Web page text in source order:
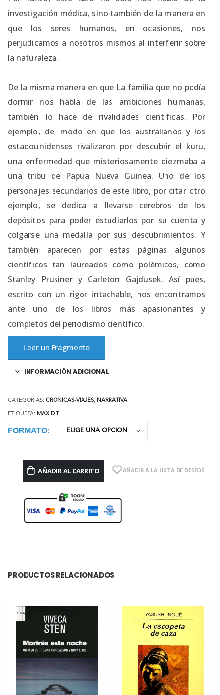
investigación médica, sino también de la manera en
que los seres humanos, en ocasiones, nos
perjudicamos a nosotros mismos al interferir sobre
la naturaleza.
De la misma manera en que La familia que no podía
dormir nos habla de las ambiciones humanas,
también lo hace de rivalidades científicas. Por
ejemplo, del modo en que los australianos y los
estadounidenses rivalizaron por descubrir el kuru,
una enfermedad que misteriosamente diezmaba a
una tribu de Papúa Nueva Guinea. Uno de los
personajes secundarios de este libro, por citar otro
ejemplo, se dedica a llevarse cerebros de los
depósitos para poder estudiarlos por su cuenta y
colgarse una medalla por sus descubrimientos. Y
también aparecen por estas páginas algunos
científicos tan laureados como polémicos, como
Stanley Prusiner y Carleton Gajdusek. Así pues,
escrito con un rigor intachable, nos encontramos
ante uno de los libros más apasionantes y
completos del periodismo científico.
Leer un Fragmento
INFORMACIÓN ADICIONAL
CATEGORÍAS: CRÓNICAS-VIAJES, NARRATIVA
ETIQUETA: MAX D T
FORMATO
AÑADIR AL CARRITO AÑADIR A LA LISTA DE DESEOS
PRODUCTOS RELACIONADOS